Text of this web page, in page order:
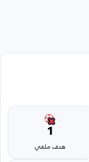
1
هدف ملغي